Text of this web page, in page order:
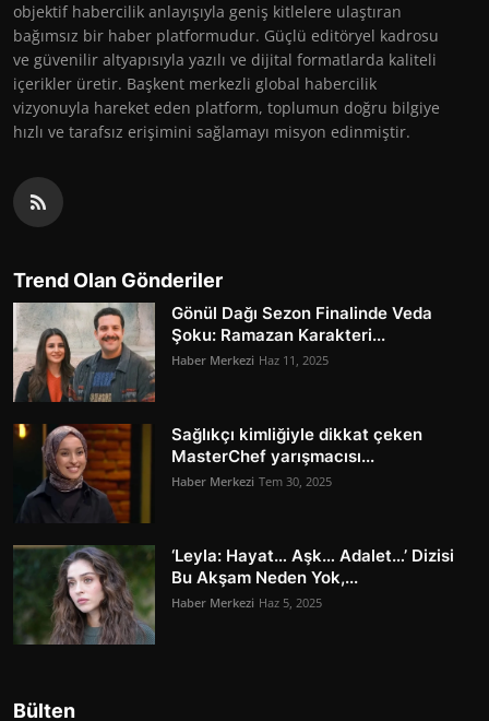
objektif habercilik anlayışıyla geniş kitlelere ulaştıran
bağımsız bir haber platformudur. Güçlü editöryel kadrosu
ve güvenilir altyapısıyla yazılı ve dijital formatlarda kaliteli
içerikler üretir. Başkent merkezli global habercilik
vizyonuyla hareket eden platform, toplumun doğru bilgiye
hızlı ve tarafsız erişimini sağlamayı misyon edinmiştir.
Trend Olan Gönderiler
Gönül Dağı Sezon Finalinde Veda
Şoku: Ramazan Karakteri...
Haber Merkezi Haz 11, 2025
Sağlıkçı kimliğiyle dikkat çeken
MasterChef yarışmacısı...
Haber Merkezi Tem 30, 2025
‘Leyla: Hayat… Aşk… Adalet…’ Dizisi
Bu Akşam Neden Yok,...
Haber Merkezi Haz 5, 2025
Bülten